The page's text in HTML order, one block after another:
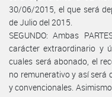
30/06/2015, el que será
de Julio del 2015.
SEGUNDO: Ambas
carácter extraordinario y
cuales será abonado, el
no remunerativo y así será
y convencionales.